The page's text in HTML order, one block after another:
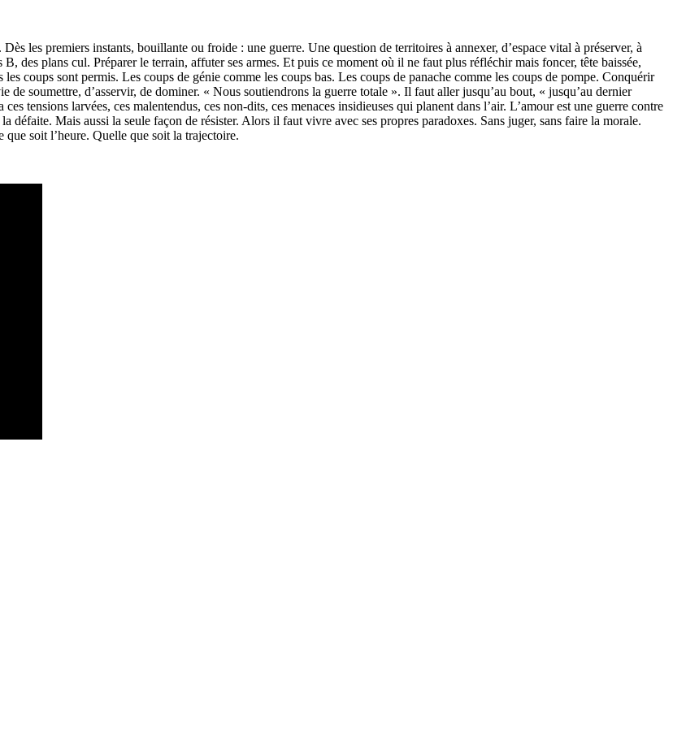
les premiers instants, bouillante ou froide : une guerre. Une question de territoires à annexer, d’espace vital à préserver, à
des plans cul. Préparer le terrain, affuter ses armes. Et puis ce moment où il ne faut plus réfléchir mais foncer, tête baissée,
coups sont permis. Les coups de génie comme les coups bas. Les coups de panache comme les coups de pompe. Conquérir
soumettre, d’asservir, de dominer. « Nous soutiendrons la guerre totale ». Il faut aller jusqu’au bout, « jusqu’au dernier
tensions larvées, ces malentendus, ces non-dits, ces menaces insidieuses qui planent dans l’air. L’amour est une guerre contre
défaite. Mais aussi la seule façon de résister. Alors il faut vivre avec ses propres paradoxes. Sans juger, sans faire la morale.
soit l’heure. Quelle que soit la trajectoire.